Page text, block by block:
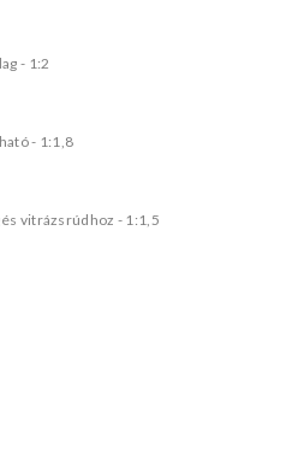
- 1:2
- 1:1,8
vitrázsrúdhoz - 1:1,5